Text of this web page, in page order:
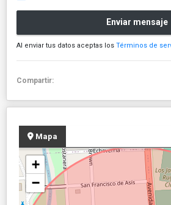
Enviar mensaje
Al enviar tus datos aceptas los Términos de
Compartir:
Mapa
+
−